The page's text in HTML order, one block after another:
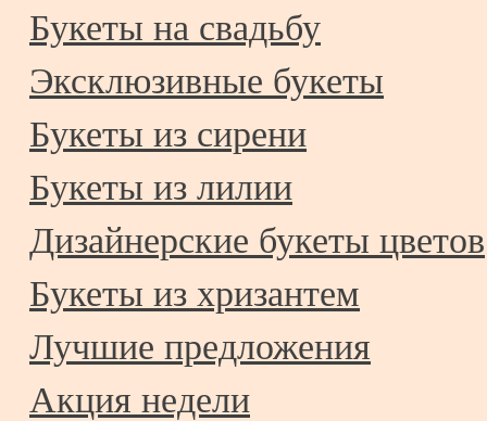
Букеты на свадьбу
Эксклюзивные букеты
Букеты из сирени
Букеты из лилии
Дизайнерские букеты цветов
Букеты из хризантем
Лучшие предложения
Акция недели